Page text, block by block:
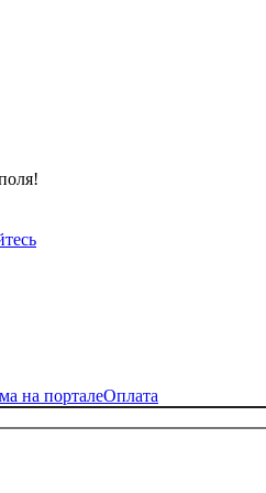
на порталеОплата